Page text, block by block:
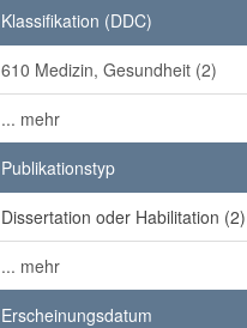
Klassifikation (DDC)
610 Medizin, Gesundheit (2)
... mehr
Publikationstyp
Dissertation oder Habilitation (2)
... mehr
Erscheinungsdatum